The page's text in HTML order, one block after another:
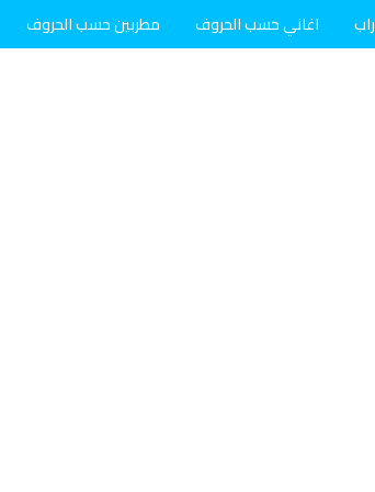
راب اغاني حسب الحروف مطربين حسب الحروف